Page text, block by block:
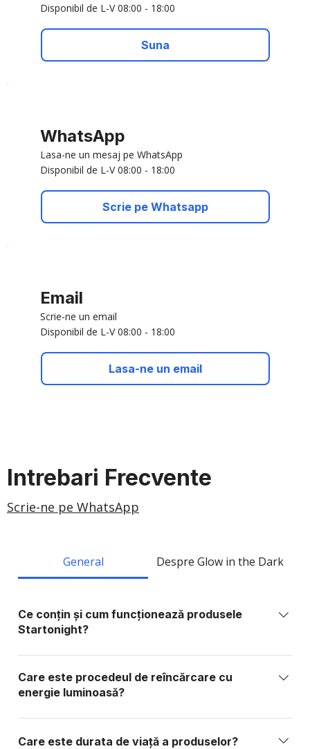
Disponibil de L-V 08:00 - 18:00
Suna
WhatsApp
Lasa-ne un mesaj pe WhatsApp
Disponibil de L-V 08:00 - 18:00
Scrie pe Whatsapp
Email
Scrie-ne un email
Disponibil de L-V 08:00 - 18:00
Lasa-ne un email
Intrebari Frecvente
Scrie-ne pe WhatsApp
General Despre Glow in the Dark
Ce conțin și cum funcționează produsele
Startonight?
Produsele Startonight sunt realizate din elemente
sintetice sau organice stabile, fără fosfor, plumb,
metale grele sau substanțe toxice. Ele conțin
unei baterii care se încarcă cu lumină.
Care este procedeul de reîncărcare cu
energie luminoasă?
Produsele Startonight se reîncarcă prin expunere la
orice sursă de lumină: lumină solară directă: 15–20
Care este durata de viață a produselor?